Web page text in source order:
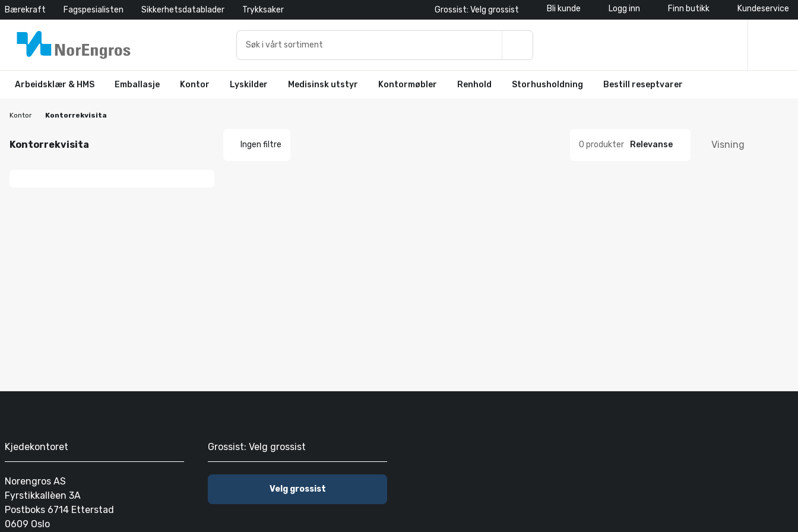
Bærekraft Fagspesialisten Sikkerhetsdatablader Trykksaker Grossist: Velg grossist Bli kunde Logg inn Finn butikk Kundeservice
Arbeidsklær & HMS Emballasje Kontor Lyskilder Medisinsk utstyr Kontormøbler Renhold Storhusholdning Bestill reseptvarer
Kontor Kontorrekvisita
Kontorrekvisita Ingen filtre 0 produkter Relevanse Visning
Kjedekontoret
Norengros AS
Fyrstikkallèen 3A
Postboks 6714 Etterstad
0609 Oslo
Grossist: Velg grossist
Velg grossist